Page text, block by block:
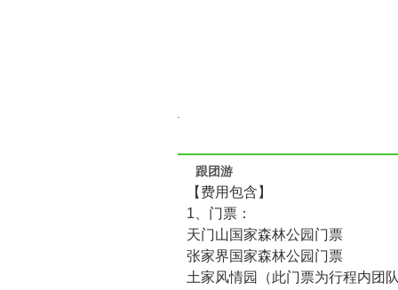
跟团游
【费用包含】
1、门票：
天门山国家森林公园门票
张家界国家森林公园门票
土家风情园（此门票为行程内团